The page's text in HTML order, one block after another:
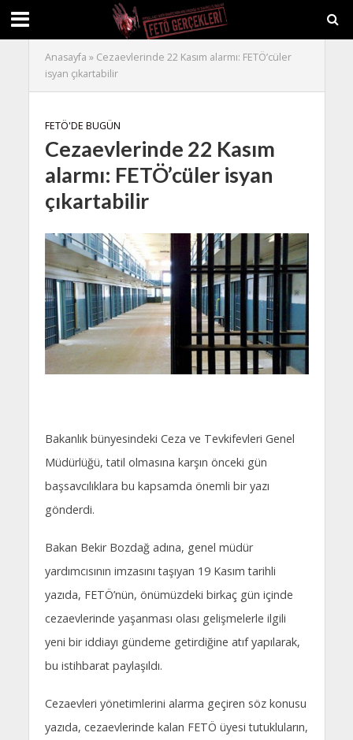
Anasayfa » Cezaevlerinde 22 Kasım alarmı: FETÖ’cüler
isyan çıkartabilir
FETÖ'DE BUGÜN
Cezaevlerinde 22 Kasım
alarmı: FETÖ’cüler isyan
çıkartabilir
Bakanlık bünyesindeki Ceza ve Tevkifevleri Genel
Müdürlüğü, tatil olmasına karşın önceki gün
başsavcılıklara bu kapsamda önemli bir yazı
gönderdi.
Bakan Bekir Bozdağ adına, genel müdür
yardımcısının imzasını taşıyan 19 Kasım tarihli
yazıda, FETÖ’nün, önümüzdeki birkaç gün içinde
cezaevlerinde yaşanması olası gelişmelerle ilgili
yeni bir iddiayı gündeme getirdiğine atıf yapılarak,
bu istihbarat paylaşıldı.
Cezaevleri yönetimlerini alarma geçiren söz konusu
yazıda, cezaevlerinde kalan FETÖ üyesi tutukluların,